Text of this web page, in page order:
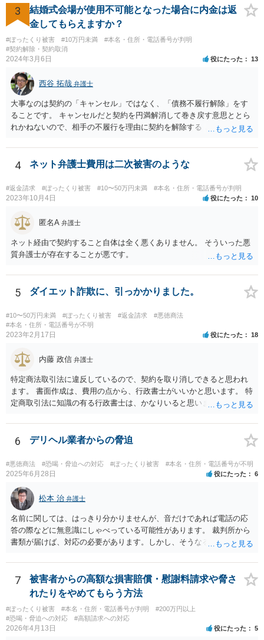
3
結婚式会場が使用不可能となった場合に内金は返
金してもらえますか？
#ぼったくり被害 #10万円未満
#本名・住所・電話番号が判明
#契約解除・契約取消
2024年3月6日 役にたった 13
西谷 拓哉 弁護士
大事なのは契約の「キャンセル」ではなく、「債務不履行解除」をす
ることです。 キャンセルだと契約を円満解消して巻き戻す意思ととら
れかねないので、相手の不履行を理由に契約を解除する と通知して交
所を探すなどして弁護士を探してみてください。
4 ネット弁護士費用は二次被害のような
#返金請求 #ぼったくり被害 #10〜50万円未満 #本名・住所・電話番号が判明
2023年10月4日 役にたった 10
匿名A 弁護士
ネット経由で契約すること自体は全く悪くありません。 そういった悪
質弁護士が存在することが悪です。
5 ダイエット詐欺に、引っかかりました。
#10〜50万円未満 #ぼったくり被害 #返金請求
#悪徳商法
#本名・住所・電話番号が不明
2023年2月17日 役にたった 18
内藤 政信 弁護士
特定商法取引法に違反しているので、契約を取り消しできると思われ
ます。 書面作成は、費用の点から、行政書士がいいかと思います。 特
定商取引法に知識の有る行政書士は、かなりいると思います。 問い合
6 デリヘル業者からの脅迫
#悪徳商法 #恐喝・脅迫への対応 #ぼったくり被害 #本名・住所・電話番号が不明
2025年6月28日 役にたった 6
松本 治 弁護士
名前に関しては、はっきり分かりませんが、音だけであれば電話の応
答の際などに無意識にしゃべっている可能性があります。 裁判所から
書類が届けば、対応の必要があります。しかし、そうなる前は、匿名A
の犯罪集団に情報が回る危険もありますので、払わない方がいいでし
ょう。
7
被害者からの高額な損害賠償・慰謝料請求や脅さ
れたりをやめてもらう方法
#ぼったくり被害 #本名・住所・電話番号が判明
#200万円以上
#恐喝・脅迫への対応
#高額請求への対応
2026年4月13日 役にたった 5